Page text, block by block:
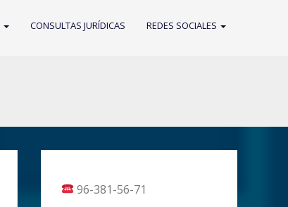
CONSULTAS JURÍDICAS REDES SOCIALES
96-381-56-71